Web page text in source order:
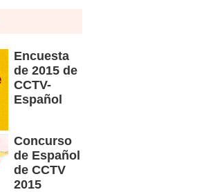
Encuesta
de 2015 de
CCTV-
Español
Concurso
de Español
de CCTV
2015